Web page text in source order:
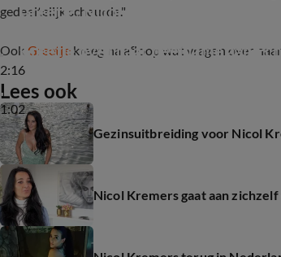
gedeeltelijk scheurde."
2:16
Greetje, Nicol en Danielle doen
Ook Greetje kreeg na afloop wat vragen over
1:02
Greetje over haar deelname aan
Lees ook
Gezinsuitbreiding voor Nicol
Nicol Kremers gaat aan